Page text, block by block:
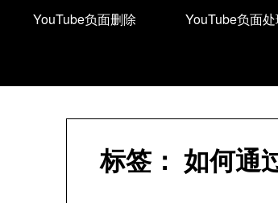
YouTube负面删除 YouTube负面
标签：如何通